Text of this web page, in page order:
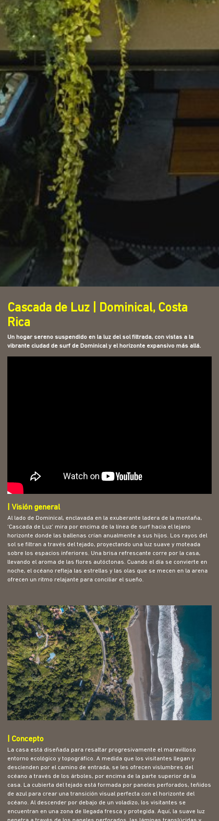
Cascada de Luz | Dominical, Costa
Rica
Un hogar sereno suspendido en la luz del sol filtrada, con vistas a la
vibrante ciudad de surf de Dominical y el horizonte expansivo más allá.
| Visión general
Al lado de Dominical, enclavada en la exuberante ladera de la montaña,
‘Cascada de Luz’ mira por encima de la línea de surf hacia el lejano
horizonte donde las ballenas crían anualmente a sus hijos. Los rayos del
sol se filtran a través del tejado, proyectando una luz suave y moteada
sobre los espacios inferiores. Una brisa refrescante corre por la casa,
llevando el aroma de las flores autóctonas. Cuando el día se convierte en
noche, el océano refleja las estrellas y las olas que se mecen en la arena
ofrecen un ritmo relajante para conciliar el sueño.
| Concepto
La casa está diseñada para resaltar progresivamente el maravilloso
entorno ecológico y topográfico. A medida que los visitantes llegan y
descienden por el camino de entrada, se les ofrecen vislumbres del
océano a través de los árboles, por encima de la parte superior de la
casa. La cubierta del tejado está formada por paneles perforados, teñidos
de azul para crear una transición visual perfecta con el horizonte del
océano. Al descender por debajo de un voladizo, los visitantes se
encuentran en una zona de llegada fresca y protegida. Aquí, la suave luz